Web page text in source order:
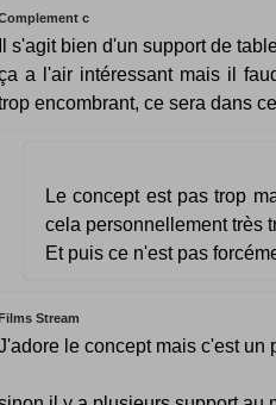
c
s'agit bien d'un support de
a l'air intéressant mais il
encombrant, ce sera dans
Le concept est pas trop
cela personnellement très
Et puis ce n'est pas
Stream
le concept mais c'est un